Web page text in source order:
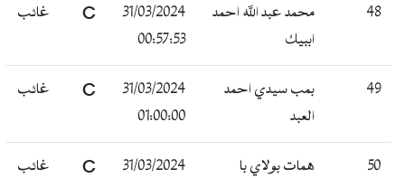
48
محمد عبد الله احمد
اببيك
31/03/2024
00:57:53
C غائب
49
بمب سيدي احمد
العبد
31/03/2024
01:00:00
C غائب
50 همات بولاي با 31/03/2024
C غائب